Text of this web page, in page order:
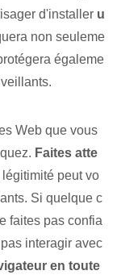
d'installer u
non seuleme
égaleme
Web que vous
Faites atte
peut vo
Si quelque c
faites pas confia
interagir avec
en toute